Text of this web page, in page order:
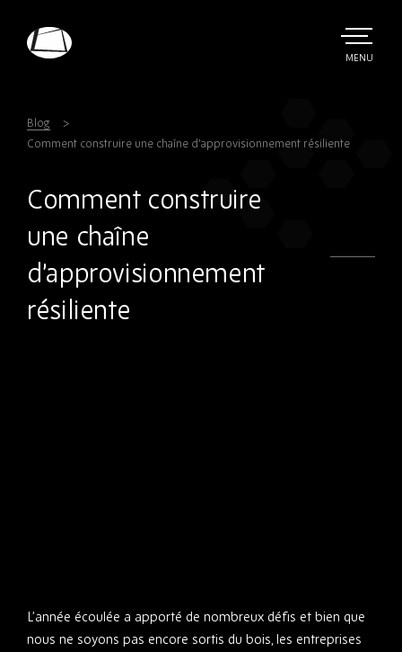
TOGGLE
MENU
Blog
Comment construire une chaîne d’approvisionnement résiliente
Comment construire
une chaîne
d’approvisionnement
résiliente
L’année écoulée a apporté de nombreux défis et bien que
nous ne soyons pas encore sortis du bois, les entreprises